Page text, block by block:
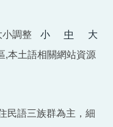
小調整 小 中
大
,本土語相關網站資源
民語三族群為主，細